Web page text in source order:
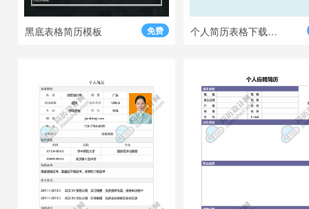
免费
黑底表格简历模板 个人简历表格下载表格简历